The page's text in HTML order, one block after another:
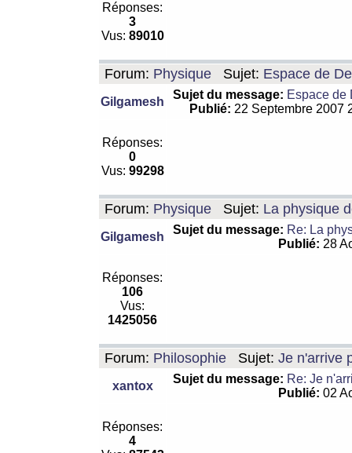
Réponses:
3
Vus: 89010
Forum: Physique Sujet: Espace de
Gilgamesh
Sujet du message: Espace de
Publié: 22 Septembre 2007
Réponses:
0
Vus: 99298
Forum: Physique Sujet: La physique
Gilgamesh
Sujet du message: Re: La
Publié: 28
Réponses:
106
Vus:
1425056
Forum: Philosophie Sujet: Je n'arrive
xantox
Sujet du message: Re: Je
Publié: 02
Réponses:
4